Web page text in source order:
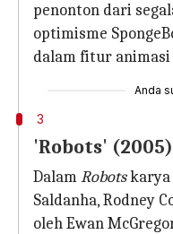
penonton dari
optimisme
dalam fitur
Anda
3
'Robots' (2005)
DalamRobotskarya
Saldanha, Rodney
oleh Ewan